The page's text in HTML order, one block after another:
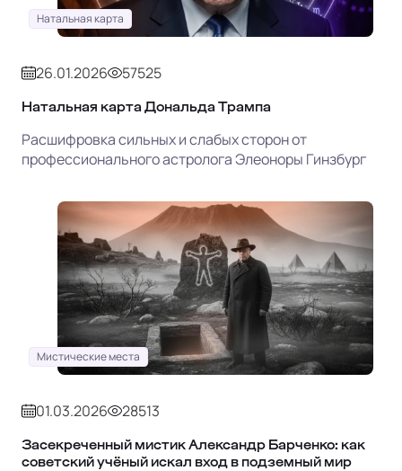
Натальная карта
26.01.2026 57525
Натальная карта Дональда Трампа
Расшифровка сильных и слабых сторон от
профессионального астролога Элеоноры Гинзбург
Мистические места
01.03.2026 28513
Засекреченный мистик Александр Барченко: как
советский учёный искал вход в подземный мир